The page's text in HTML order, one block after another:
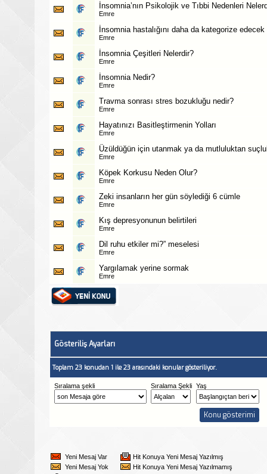
İnsomnia’nın Psikolojik ve Tıbbi Nedenleri
Emre
İnsomnia hastalığını daha da kategorize
Emre
İnsomnia Çeşitleri Nelerdir?
Emre
İnsomnia Nedir?
Emre
Travma sonrası stres bozukluğu nedir?
Emre
Hayatınızı Basitleştirmenin Yolları
Emre
Üzüldüğün için utanmak ya da mutluluktan
Emre
Köpek Korkusu Neden Olur?
Emre
Zeki insanların her gün söylediği 6 cümle
Emre
Kış depresyonunun belirtileri
Emre
Dil ruhu etkiler mi?” meselesi
Emre
Yargılamak yerine sormak
Emre
Gösteriliş Ayarları
Toplam 23 konudan 1 ile 23 arasındaki konular gösteriliyor.
Sıralama şekli Sıralama Şekli Yaş
Yeni Mesaj Var
Hit Konuya Yeni Mesaj Yazılmış
Yeni Mesaj Yok
Hit Konuya Yeni Mesaj Yazılmamış